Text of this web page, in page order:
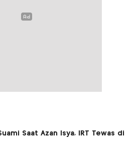
Saat Azan Isya, IRT Tewas di